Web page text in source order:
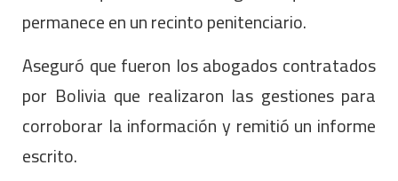
permanece en un recinto penitenciario.
Aseguró que fueron los abogados contratados
por Bolivia que realizaron las gestiones para
corroborar la información y remitió un informe
escrito.